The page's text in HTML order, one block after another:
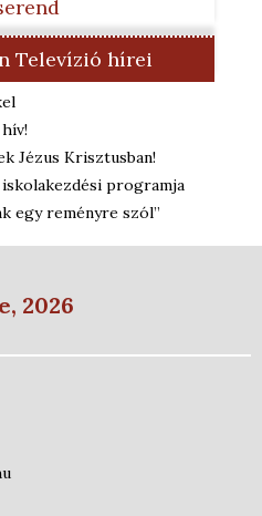
Televízió hírei
Jézus Krisztusban!
programja
egy reményre szól”
2026